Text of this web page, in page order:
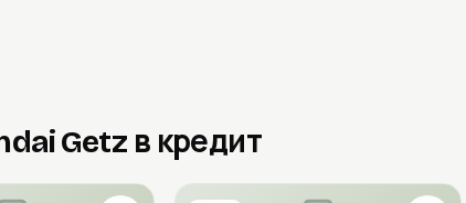
Getz в кредит